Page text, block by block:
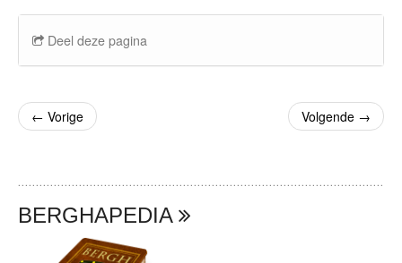
Deel deze pagina
← Vorige Volgende →
BERGHAPEDIA